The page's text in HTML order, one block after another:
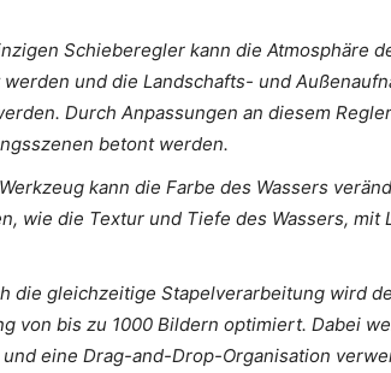
Schieberegler kann die Atmosphäre
und die Landschafts- und
Durch Anpassungen an diesem
betont werden.
kann die Farbe des Wassers
wie die Textur und Tiefe des Wassers, mit
die gleichzeitige Stapelverarbeitung wird
von bis zu 1000 Bildern optimiert. Dabei
eine Drag-and-Drop-Organisation